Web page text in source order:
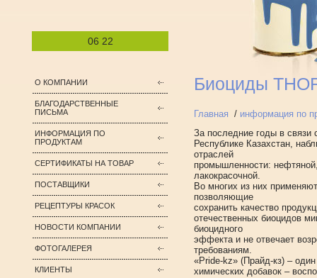
06 22
О КОМПАНИИ
БЛАГОДАРСТВЕННЫЕ
ПИСЬМА
ИНФОРМАЦИЯ ПО
ПРОДУКТАМ
СЕРТИФИКАТЫ НА ТОВАР
ПОСТАВЩИКИ
РЕЦЕПТУРЫ КРАСОК
НОВОСТИ КОМПАНИИ
ФОТОГАЛЕРЕЯ
КЛИЕНТЫ
Биоциды
Главная / информация по
За последние годы в связи
Республике Казахстан,
отраслей
промышленности:
лакокрасочной.
Во многих из них
позволяющие
сохранить качество
отечественных биоцидов
биоцидного
эффекта и не отвечает
требованиям.
«Pride-kz» (Прайд-кз) –
химических добавок –